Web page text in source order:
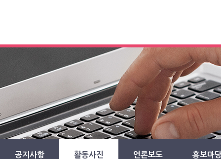
공지사항 활동사진 언론보도 홍보마